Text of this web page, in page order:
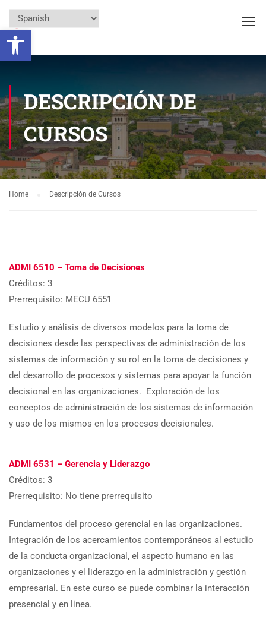
Open toolbar
DESCRIPCIÓN DE
CURSOS
Home Descripción de Cursos
ADMI 6510 – Toma de Decisiones
Créditos: 3
Prerrequisito: MECU 6551
Estudio y análisis de diversos modelos para la toma de
decisiones desde las perspectivas de administración de los
sistemas de información y su rol en la toma de decisiones y
del desarrollo de procesos y sistemas para apoyar la función
decisional en las organizaciones. Exploración de los
conceptos de administración de los sistemas de información
y uso de los mismos en los procesos decisionales.
ADMI 6531 – Gerencia y Liderazgo
Créditos: 3
Prerrequisito: No tiene prerrequisito
Fundamentos del proceso gerencial en las organizaciones.
Integración de los acercamientos contemporáneos al estudio
de la conducta organizacional, el aspecto humano en las
organizaciones y el liderazgo en la administración y gestión
empresarial. En este curso se puede combinar la interacción
presencial y en línea.